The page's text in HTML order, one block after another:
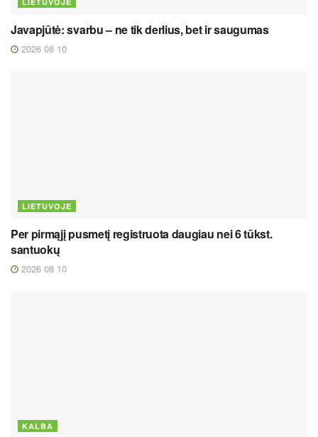
Javapjūtė: svarbu – ne tik derlius, bet ir saugumas
2026 08 10
LIETUVOJE
Per pirmąjį pusmetį registruota daugiau nei 6 tūkst.
santuokų
2026 08 10
KALBA